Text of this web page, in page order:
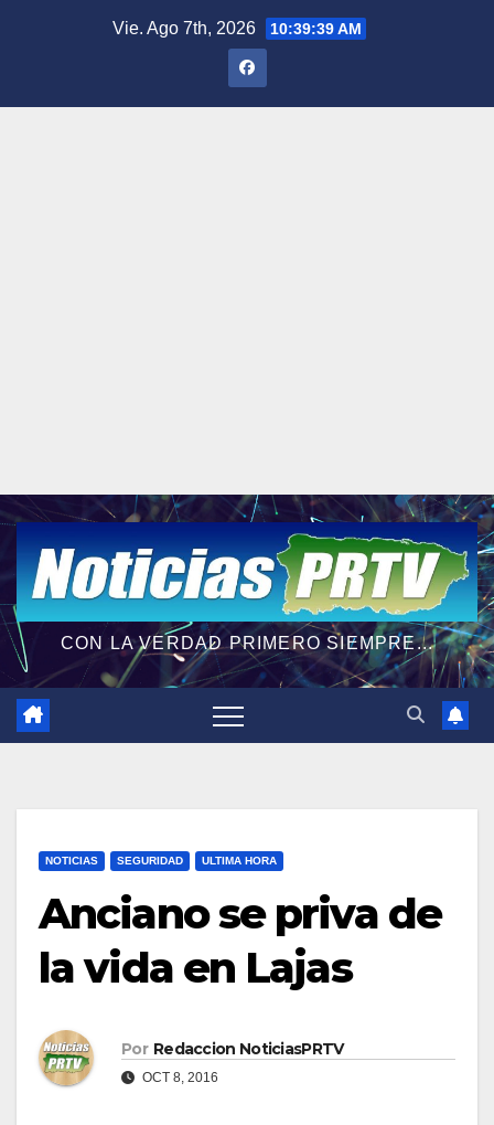
Vie. Ago 7th, 2026 10:39:40 AM
CON LA VERDAD PRIMERO SIEMPRE...
NOTICIAS SEGURIDAD ULTIMA HORA
Anciano se priva de
la vida en Lajas
Por Redaccion NoticiasPRTV
OCT 8, 2016